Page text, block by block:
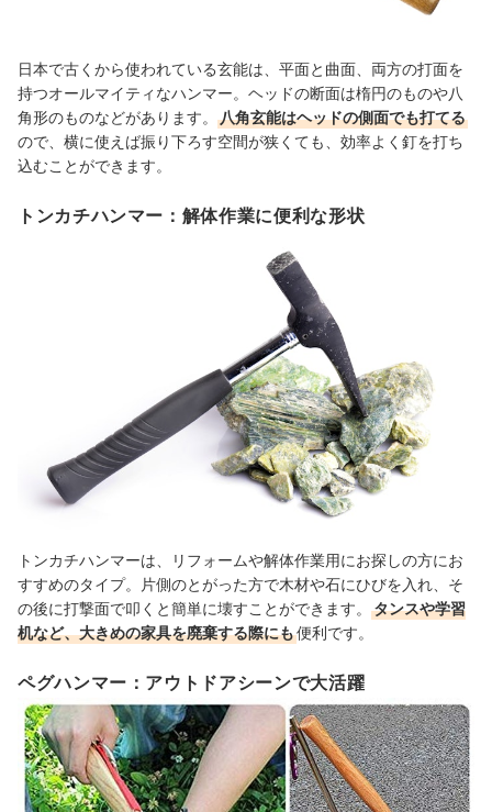
日本で古くから使われている玄能は、平面と曲面、両方の打面を
持つオールマイティなハンマー。ヘッドの断面は楕円のものや八
角形のものなどがあります。
八角玄能はヘッドの側面でも打てる
ので、横に使えば振り下ろす空間が狭くても、効率よく釘を打ち
込むことができます。
トンカチハンマー：解体作業に便利な形状
トンカチハンマーは、リフォームや解体作業用にお探しの方にお
すすめのタイプ。片側のとがった方で木材や石にひびを入れ、そ
の後に打撃面で叩くと簡単に壊すことができます。
タンスや学習
机など、大きめの家具を廃棄する際にも便利です。
ペグハンマー：アウトドアシーンで大活躍